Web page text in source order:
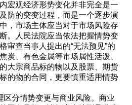
宏观经济形势变化并非完全是一
防的突变过程，而是一个逐步演
，市场主体应当对于市场风险存
。人民法院应当依法把握情势变
审查当事人提出的“无法预见”的
炭、有色金属等市场属性活泼、
大宗商品标的物以及股票、期货
的物的合同，更要慎重适用情势
分情势变更与商业风险。商业